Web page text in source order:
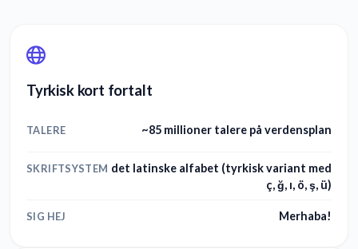
Tyrkisk kort fortalt
TALERE ~85 millioner talere på verdensplan
SKRIFTSYSTEM det latinske alfabet (tyrkisk variant med
ç, ğ, ı, ö, ş, ü)
SIG HEJ Merhaba!